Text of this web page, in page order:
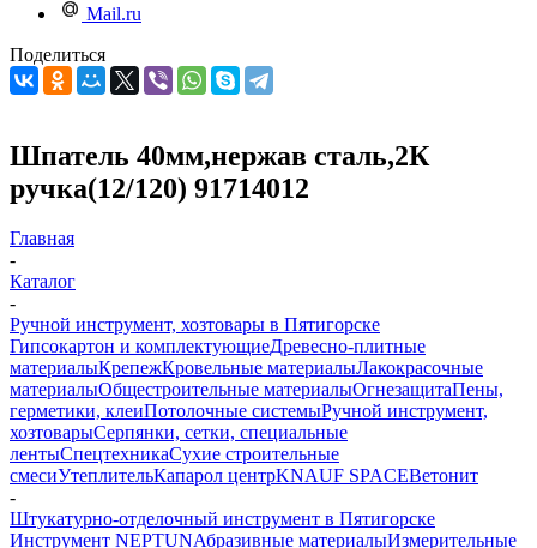
Mail.ru
Поделиться
Шпатель 40мм,нержав сталь,2К
ручка(12/120) 91714012
Главная
-
Каталог
-
Ручной инструмент, хозтовары в Пятигорске
Гипсокартон и комплектующиеДревесно-плитные
материалыКрепежКровельные материалыЛакокрасочные
материалыОбщестроительные материалыОгнезащитаПены,
герметики, клеиПотолочные системыРучной инструмент,
хозтоварыСерпянки, сетки, специальные
лентыСпецтехникаСухие строительные
смесиУтеплительКапарол центрKNAUF SPACEВетонит
-
Штукатурно-отделочный инструмент в Пятигорске
Инструмент NEPTUNАбразивные материалыИзмерительные